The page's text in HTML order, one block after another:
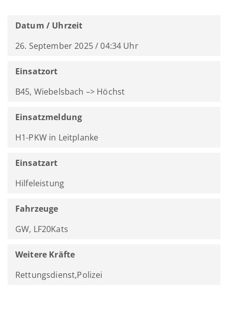
Datum / Uhrzeit
26. September 2025 / 04:34 Uhr
Einsatzort
B45, Wiebelsbach –> Höchst
Einsatzmeldung
H1-PKW in Leitplanke
Einsatzart
Hilfeleistung
Fahrzeuge
GW, LF20Kats
Weitere Kräfte
Rettungsdienst,Polizei